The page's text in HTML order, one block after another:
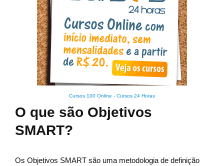
Cursos 100 Online - Cursos 24 Horas
O que são Objetivos
SMART?
Os Objetivos SMART são uma metodologia de definição